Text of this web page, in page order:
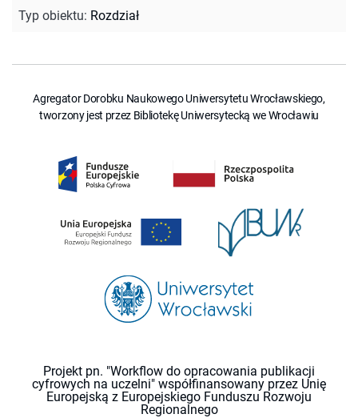
Typ obiektu: Rozdział
Agregator Dorobku Naukowego Uniwersytetu Wrocławskiego,
tworzony jest przez Bibliotekę Uniwersytecką we Wrocławiu
Projekt pn. "Workflow do opracowania publikacji
cyfrowych na uczelni" współfinansowany przez Unię
Europejską z Europejskiego Funduszu Rozwoju
Regionalnego